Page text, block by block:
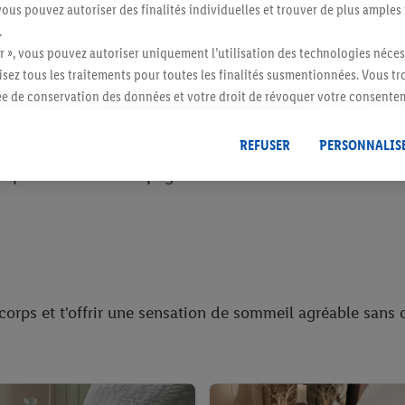
saison - et si vous dormez bien par tous les temps,
en tant que variante en coton et sont légers, lisses
il vous accompagne toute l'année.
et t'offrir une sensation de sommeil agréable sans
pouvez autoriser des finalités individuelles et trouver de plus
», vous pouvez autoriser uniquement l’utilisation des technologies
tous les traitements pour toutes les finalités susmentionnées. Vous
de conservation des données et votre droit de révoquer votre
REFUSER